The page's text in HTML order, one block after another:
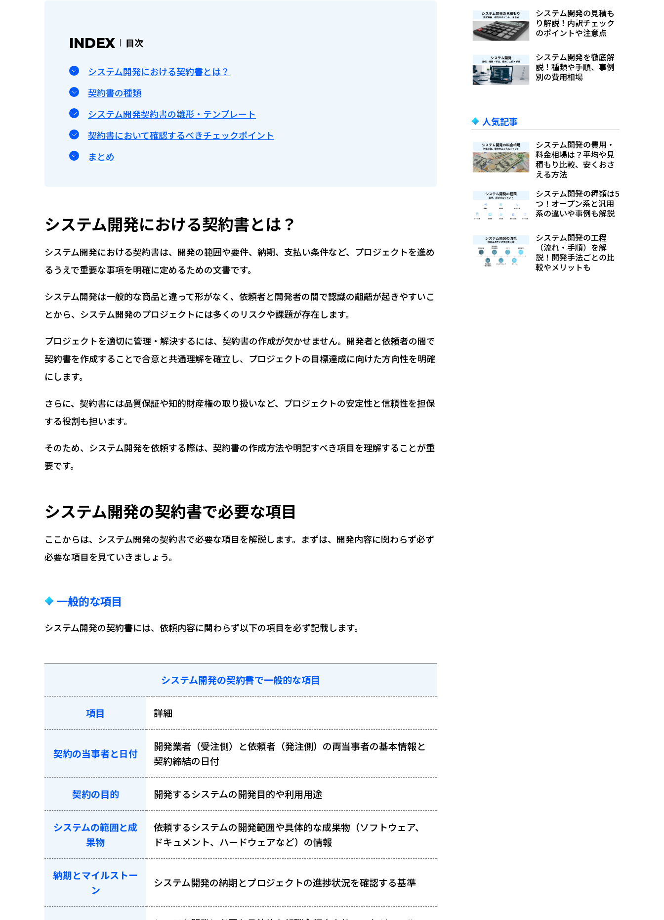
INDEX 目次
システム開発における契約書とは？
契約書の種類
システム開発契約書の雛形・テンプレート
契約書において確認するべきチェックポイント
まとめ
システム開発における契約書とは？
システム開発における契約書は、開発の範囲や要件、納期、支払い条件など、プロジェクトを進め
るうえで重要な事項を明確に定めるための文書です。
システム開発は一般的な商品と違って形がなく、依頼者と開発者の間で認識の齟齬が起きやすいこ
とから、システム開発のプロジェクトには多くのリスクや課題が存在します。
プロジェクトを適切に管理・解決するには、契約書の作成が欠かせません。開発者と依頼者の間で
契約書を作成することで合意と共通理解を確立し、プロジェクトの目標達成に向けた方向性を明確
にします。
さらに、契約書には品質保証や知的財産権の取り扱いなど、プロジェクトの安定性と信頼性を担保
する役割も担います。
そのため、システム開発を依頼する際は、契約書の作成方法や明記すべき項目を理解することが重
要です。
システム開発の契約書で必要な項目
ここからは、システム開発の契約書で必要な項目を解説します。まずは、開発内容に関わらず必ず
必要な項目を見ていきましょう。
一般的な項目
システム開発の契約書には、依頼内容に関わらず以下の項目を必ず記載します。
システム開発の契約書で一般的な項目
項目 詳細
契約の当事者と日付
開発業者（受注側）と依頼者（発注側）の両当事者の基本情報と
契約締結の日付
契約の目的 開発するシステムの開発目的や利用用途
システムの範囲と成
果物
依頼するシステムの開発範囲や具体的な成果物（ソフトウェア、
ドキュメント、ハードウェアなど）の情報
納期とマイルストー
ン
システム開発の納期とプロジェクトの進捗状況を確認する基準
システム開発の見積も
り解説！内訳チェック
のポイントや注意点
システム開発を徹底解
説！種類や手順、事例
別の費用相場
人気記事
システム開発の費用・
料金相場は？平均や見
積もり比較、安くおさ
える方法
システム開発の種類は5
つ！オープン系と汎用
系の違いや事例も解説
システム開発の工程
（流れ・手順）を解
説！開発手法ごとの比
較やメリットも